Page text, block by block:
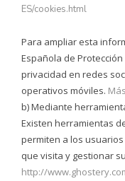
ES/cookies.html
Para ampliar esta
Española de
privacidad en redes
operativos móviles.
b) Mediante
Existen herramientas
permiten a los
que visita y gestionar
http://